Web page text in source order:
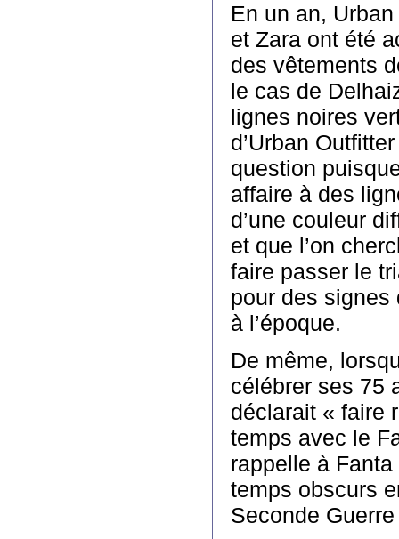
En un an,
et Zara ont été
des vêtements
le cas de
lignes noires
d’Urban
question
affaire à des
d’une couleur
et que l’on
faire passer le
pour des signes
à l’époque.
De même,
célébrer ses 75
déclarait « faire
temps avec le
rappelle à Fanta
temps obscurs
Seconde